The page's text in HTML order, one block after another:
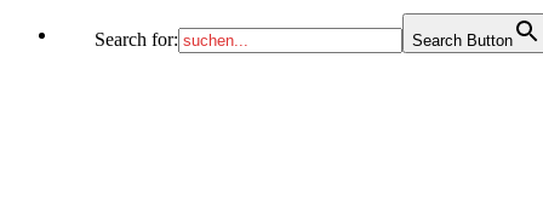
Search for: Search Button